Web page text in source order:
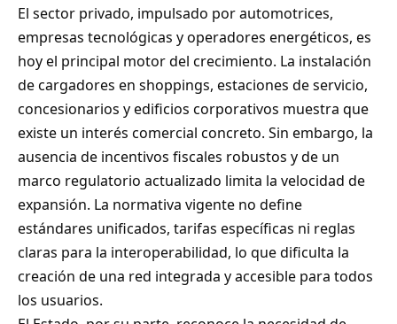
El sector privado, impulsado por automotrices,
empresas tecnológicas y operadores energéticos, es
hoy el principal motor del crecimiento. La instalación
de cargadores en shoppings, estaciones de servicio,
concesionarios y edificios corporativos muestra que
existe un interés comercial concreto. Sin embargo, la
ausencia de incentivos fiscales robustos y de un
marco regulatorio actualizado limita la velocidad de
expansión. La normativa vigente no define
estándares unificados, tarifas específicas ni reglas
claras para la interoperabilidad, lo que dificulta la
creación de una red integrada y accesible para todos
los usuarios.